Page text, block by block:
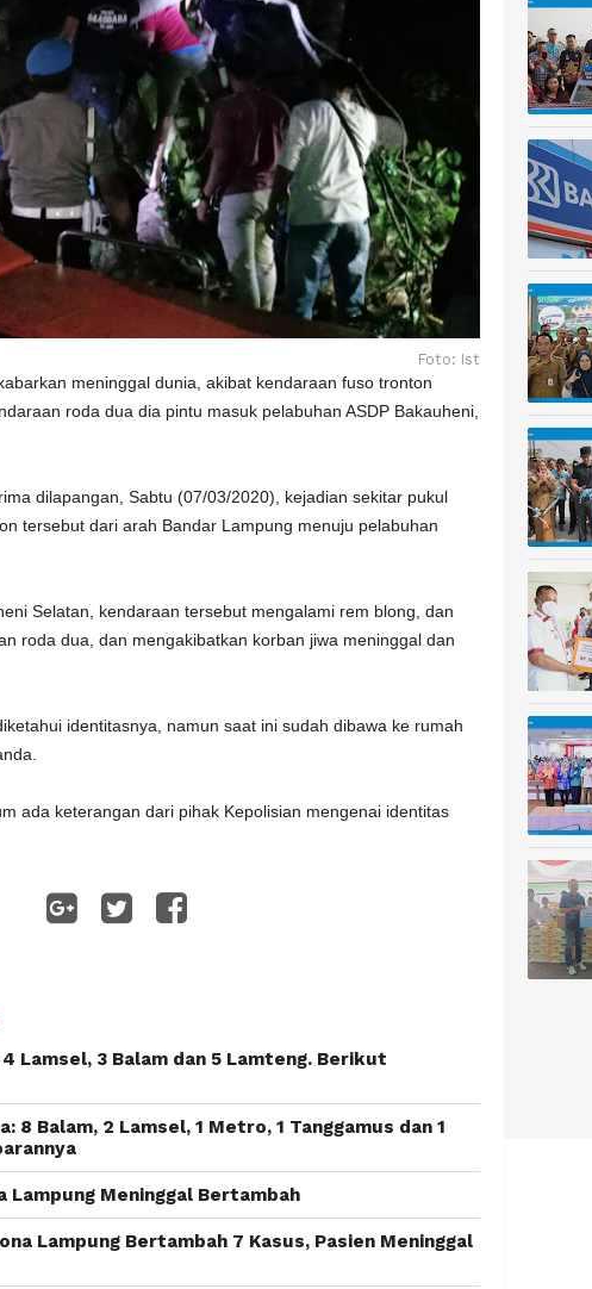
Foto: Ist
meninggal dunia, akibat kendaraan fuso tronton
roda dua dia pintu masuk pelabuhan ASDP Bakauheni,
dilapangan, Sabtu (07/03/2020), kejadian sekitar pukul
tersebut dari arah Bandar Lampung menuju pelabuhan
Selatan, kendaraan tersebut mengalami rem blong, dan
roda dua, dan mengakibatkan korban jiwa meninggal dan
identitasnya, namun saat ini sudah dibawa ke rumah
ada keterangan dari pihak Kepolisian mengenai identitas
Lamsel, 3 Balam dan 5 Lamteng. Berikut
8 Balam, 2 Lamsel, 1 Metro, 1 Tanggamus dan 1
Lampung Meninggal Bertambah
Lampung Bertambah 7 Kasus, Pasien Meninggal